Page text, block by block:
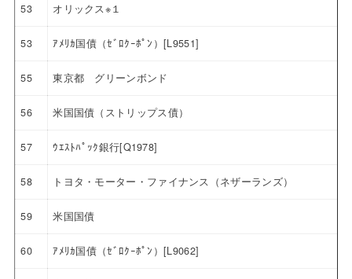
53 オリックス※１
53 ｱﾒﾘｶ国債（ｾﾞﾛｸｰﾎﾟﾝ）[L9551]
55 東京都 グリーンボンド
56 米国国債（ストリップス債）
57 ｳｴｽﾄﾊﾟｯｸ銀行[Q1978]
58 トヨタ・モーター・ファイナンス（ネザーランズ）
59 米国国債
60 ｱﾒﾘｶ国債（ｾﾞﾛｸｰﾎﾟﾝ）[L9062]